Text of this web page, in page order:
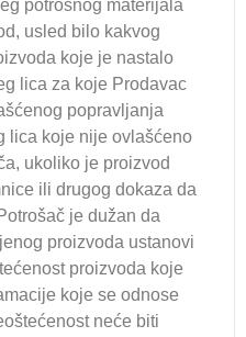
potrošnog materijala
usled bilo kakvog
koje je nastalo
lica za koje Prodavac
popravljanja
lica koje nije ovlašćeno
ukoliko je proizvod
ili drugog dokaza da
je dužan da
proizvoda ustanovi
proizvoda koje
koje se odnose
neće biti